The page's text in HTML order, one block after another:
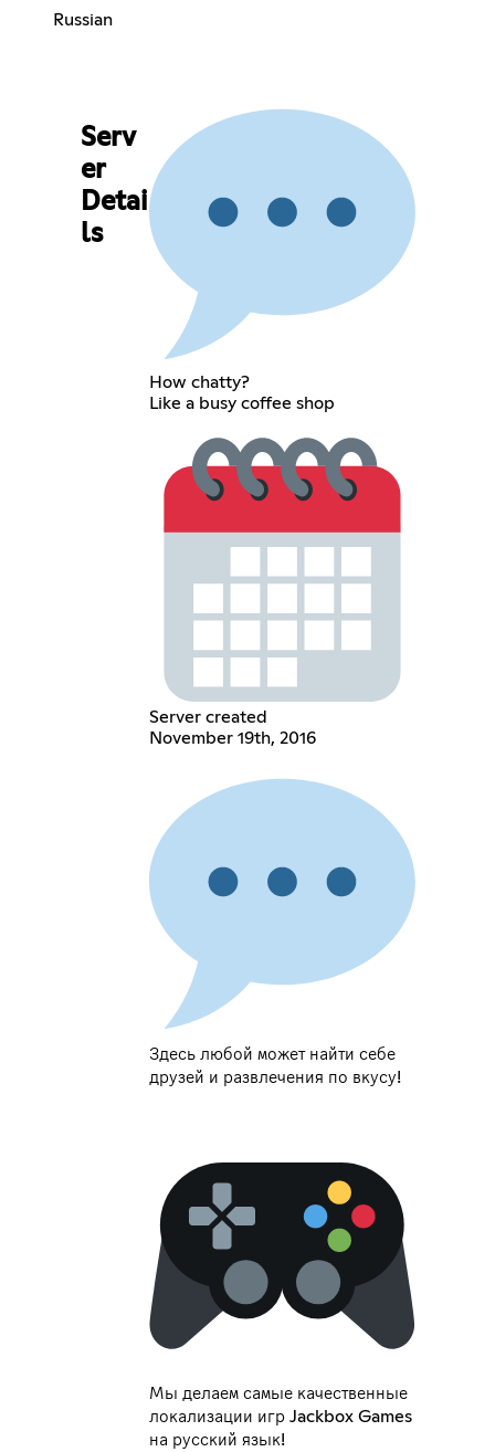
Russian
Serv
er
Detai
ls
How chatty?
Like a busy coffee shop
Server created
November 19th, 2016
Здесь любой может найти себе
друзей и развлечения по вкусу!
Мы делаем самые качественные
локализации игр Jackbox Games
на русский язык!